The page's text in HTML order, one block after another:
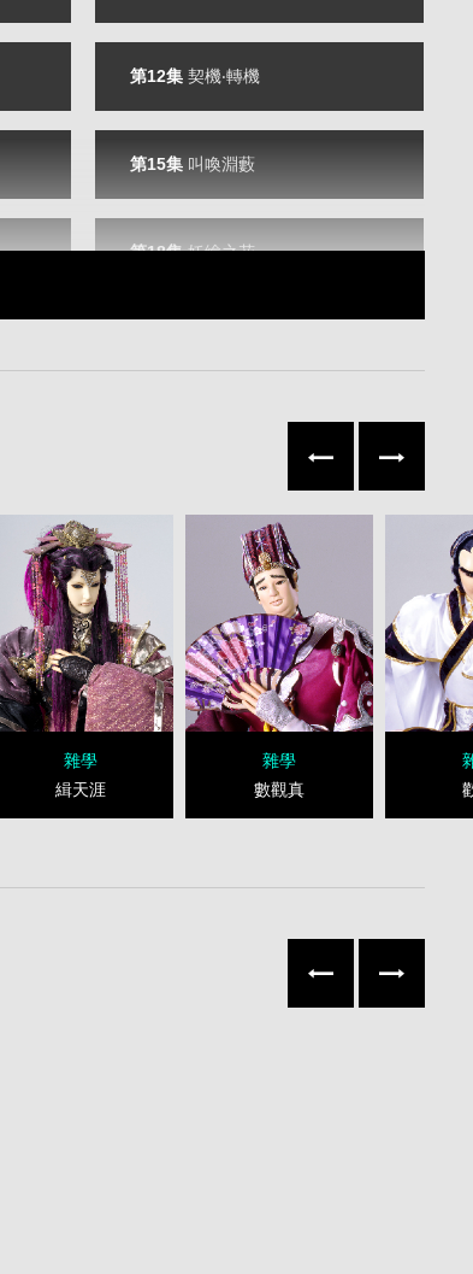
第12集 契機‧轉機
第15集 叫喚淵藪
第18集 妖繪之花
浮塵若幻‧紅塵渡行
第30集 紅爐有信‧點雪無情
第33集 鴻濛天劫
雜學
緝天涯
雜學
數觀真